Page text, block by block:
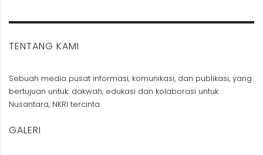
TENTANG KAMI
Sebuah media pusat informasi, komunikasi, dan publikasi, yang
bertujuan untuk: dakwah, edukasi dan kolaborasi untuk
Nusantara, NKRI tercinta.
GALERI